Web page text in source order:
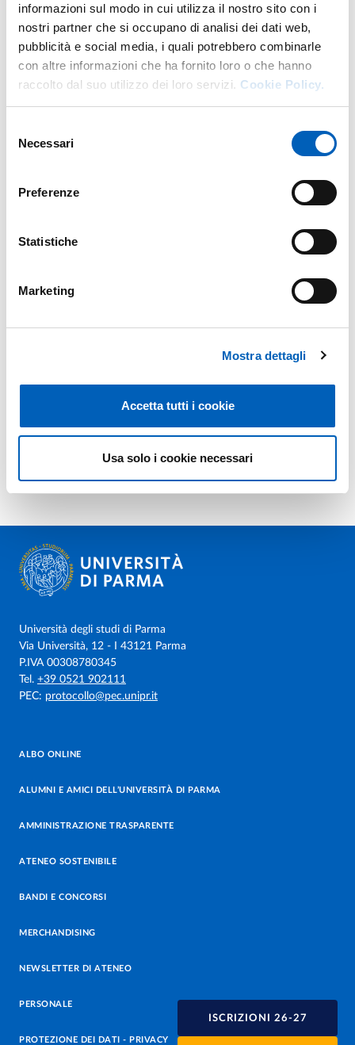
informazioni sul modo in cui utilizza il nostro sito con i
nostri partner che si occupano di analisi dei dati web,
pubblicità e social media, i quali potrebbero combinarle
con altre informazioni che ha fornito loro o che hanno
raccolto dal suo utilizzo dei loro servizi. Cookie Policy.
delNecessari
Preferenze
Statistiche
Marketing
Mostra dettagli
Accetta tutti i cookie
Usa solo i cookie necessari
ISCRIZIONI 26-27
Modificato il26/06/2024
Università degli studi di Parma
Via Università, 12 - I 43121 Parma
P.IVA 00308780345
Tel. +39 0521 902111
PEC: protocollo@pec.unipr.it
ALBO ONLINE
ALUMNI E AMICI DELL’UNIVERSITÀ DI PARMA
AMMINISTRAZIONE TRASPARENTE
ATENEO SOSTENIBILE
BANDI E CONCORSI
MERCHANDISING
NEWSLETTER DI ATENEO
PERSONALE
PROTEZIONE DEI DATI - PRIVACY